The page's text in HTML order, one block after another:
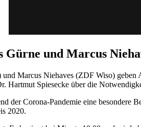
und Marcus
Marcus Niehaves (ZDF Wiso)
Hartmut Spiesecke über die
der Corona-Pandemie eine
2020.